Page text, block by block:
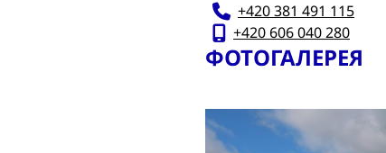
+420 381 491 115
+420 606 040 280
ФОТОГАЛЕРЕЯ